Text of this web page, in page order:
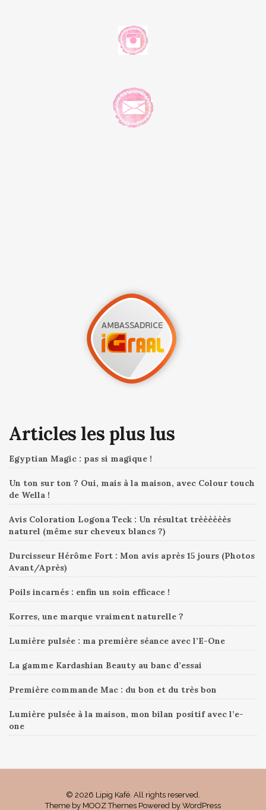
Articles les plus lus
Egyptian Magic : pas si magique !
Un ton sur ton ? Oui, mais à la maison, avec Colour touch
de Wella !
Avis Coloration Logona Teck : Un résultat trèèèèèès
naturel (même sur cheveux blancs ?)
Durcisseur Hérôme Fort : Mon avis après 15 jours (Photos
Avant/Après)
Poils incarnés : enfin un soin efficace !
Korres, une marque vraiment naturelle ?
Lumière pulsée : ma première séance avec l’E-One
La gamme Kardashian Beauty au banc d’essai
Première commande Mac : du bon et du très bon
Lumière pulsée à la maison, mon bilan positif avec l’e-
one
© 2026 Lipig Kafé. All rights reserved.
Theme by MOOZ Themes Powered by WordPress